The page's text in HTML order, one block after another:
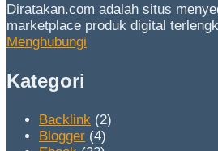
Diratakan.com adalah situs
marketplace produk digital
Menghubungi
Kategori
Backlink (2)
Blogger (4)